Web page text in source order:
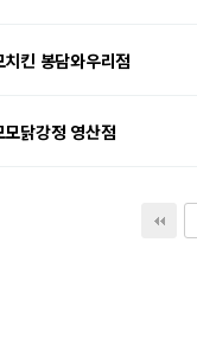
치킨 봉담와우리점
모닭강정 영산점